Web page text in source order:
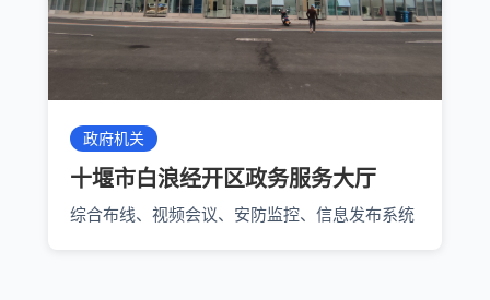
政府机关
十堰市白浪经开区政务服务大厅
综合布线、视频会议、安防监控、信息发布系统